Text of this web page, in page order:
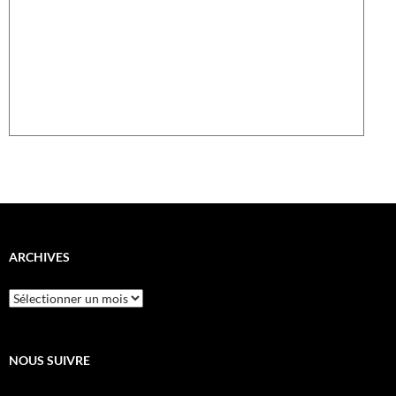
ARCHIVES
Archives
NOUS SUIVRE